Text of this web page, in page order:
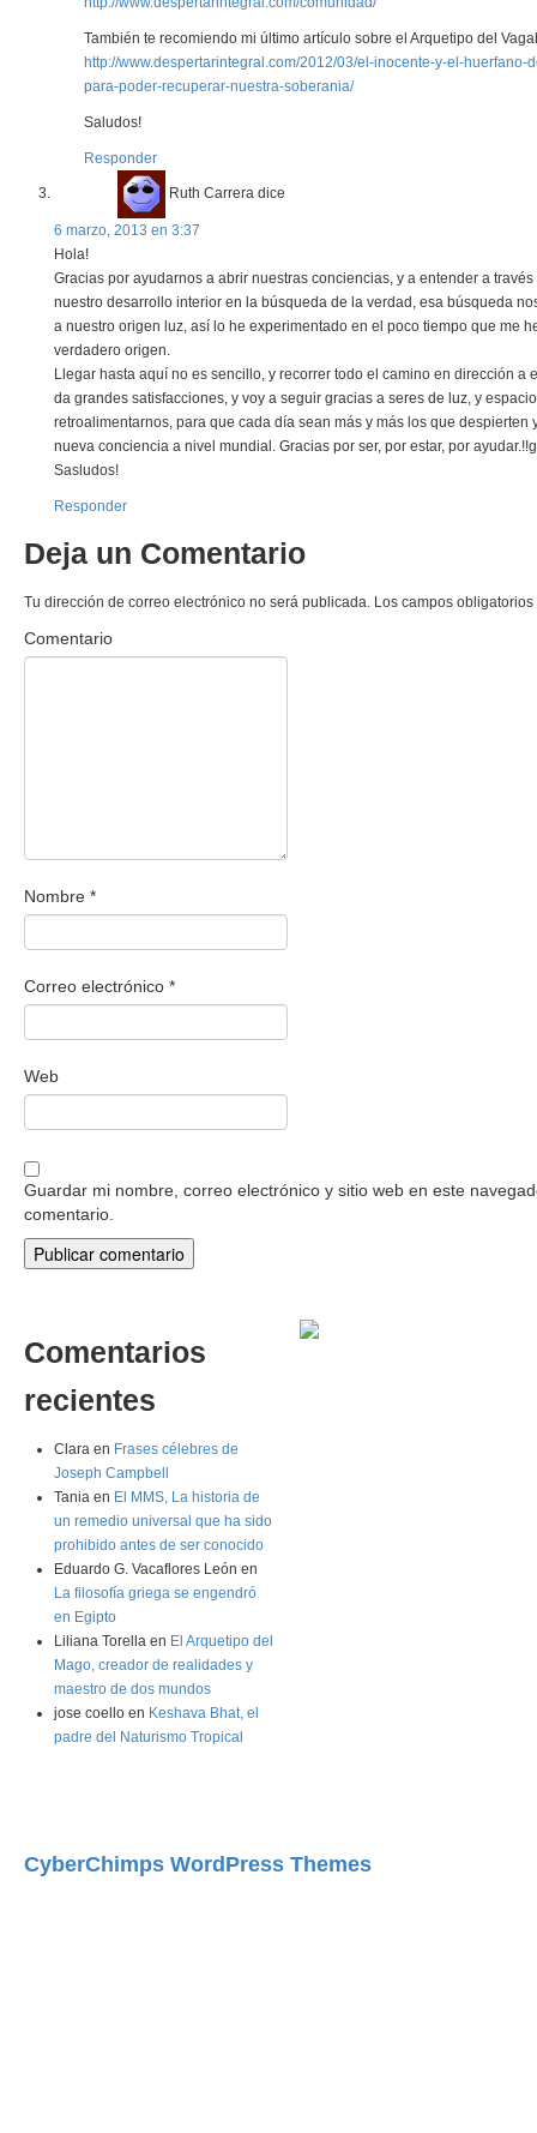
También te recomiendo mi último artículo sobre el Arquetipo del
http://www.despertarintegral.com/2012/03/el-inocente-y-el-
para-poder-recuperar-nuestra-soberania/
Saludos!
Responder
Ruth Carrera dice
6 marzo, 2013 en 3:37
Hola!
Gracias por ayudarnos a abrir nuestras conciencias, y a entender a
nuestro desarrollo interior en la búsqueda de la verdad, esa búsqueda
a nuestro origen luz, así lo he experimentado en el poco tiempo que me
verdadero origen.
Llegar hasta aquí no es sencillo, y recorrer todo el camino en dirección a
da grandes satisfacciones, y voy a seguir gracias a seres de luz, y
retroalimentarnos, para que cada día sean más y más los que
nueva conciencia a nivel mundial. Gracias por ser, por estar, por
Sasludos!
Responder
Deja un Comentario
Tu dirección de correo electrónico no será publicada. Los campos
Comentario
Nombre *
Correo electrónico *
Web
Guardar mi nombre, correo electrónico y sitio web en este
comentario.
Comentarios
recientes
Clara en Frases célebres de
Joseph Campbell
Tania en El MMS, La historia de
un remedio universal que ha sido
prohibido antes de ser conocido
Eduardo G. Vacaflores León en
La filosofía griega se engendró
en Egipto
Liliana Torella en El Arquetipo del
Mago, creador de realidades y
maestro de dos mundos
jose coello en Keshava Bhat, el
padre del Naturismo Tropical
CyberChimps WordPress Themes